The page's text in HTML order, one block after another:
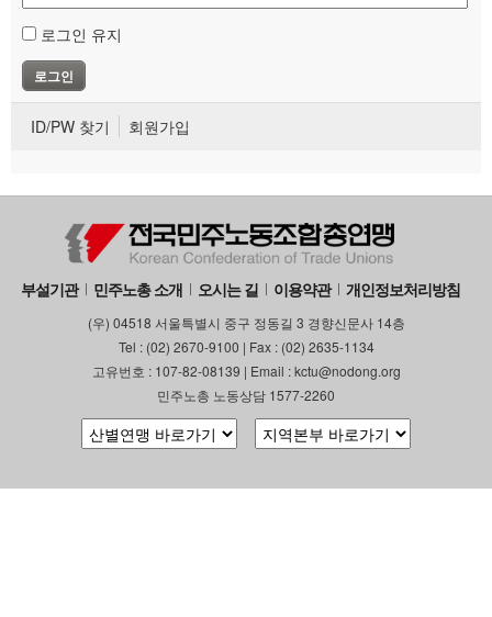
로그인 유지
ID/PW 찾기 회원가입
부설기관 민주노총 소개 오시는 길 이용약관 개인정보처리방침
(우) 04518 서울특별시 중구 정동길 3 경향신문사 14층
Tel : (02) 2670-9100 | Fax : (02) 2635-1134
고유번호 : 107-82-08139 | Email : kctu@nodong.org
민주노총 노동상담 1577-2260